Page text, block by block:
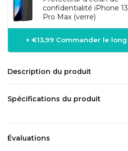
confidentialité iPhone 13
Pro Max (verre)
+ €13,99 Commander le long
Description du produit
Spécifications du produit
Évaluations